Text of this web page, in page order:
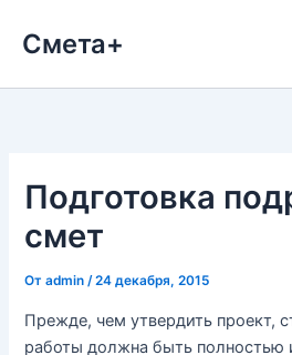
Смета+
Подготовка
смет
Отadmin/24 декабря, 2015
Прежде, чем утвердить проект,
работы должна быть полностью